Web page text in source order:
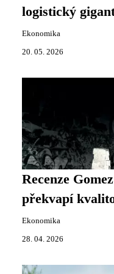
logistický
Ekonomika
20. 05. 2026
Recenze
překvapí
Ekonomika
28. 04. 2026